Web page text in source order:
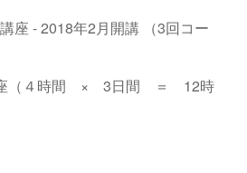
座 - 2018年2月開講 （3回コー
座（４時間 × 3日間 ＝ 12時